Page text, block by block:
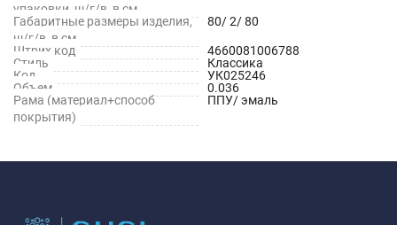
упаковки, ш/г/в, в см
Габаритные размеры изделия,
ш/г/в, в см
80/ 2/ 80
Штрих код
4660081006788
Стиль
Классика
Код
УК025246
Объем
0.036
Рама (материал+способ
покрытия)
ППУ/ эмаль